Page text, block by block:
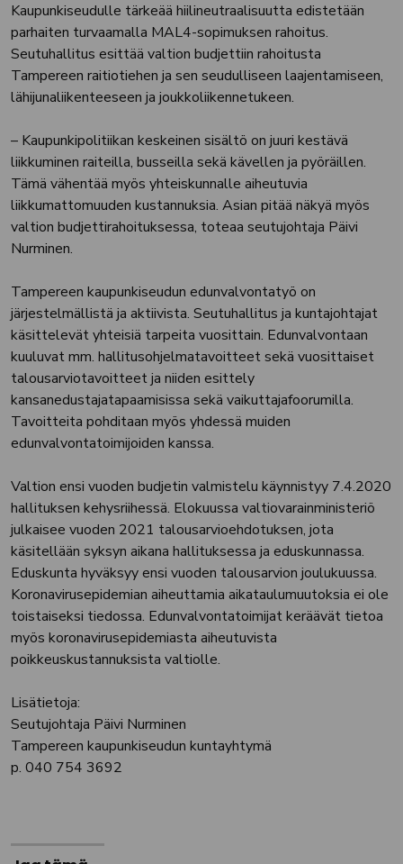
Kaupunkiseudulle tärkeää hiilineutraalisuutta edistetään
parhaiten turvaamalla MAL4-sopimuksen rahoitus.
Seutuhallitus esittää valtion budjettiin rahoitusta
Tampereen raitiotiehen ja sen seudulliseen laajentamiseen,
lähijunaliikenteeseen ja joukkoliikennetukeen.
– Kaupunkipolitiikan keskeinen sisältö on juuri kestävä
liikkuminen raiteilla, busseilla sekä kävellen ja pyöräillen.
Tämä vähentää myös yhteiskunnalle aiheutuvia
liikkumattomuuden kustannuksia. Asian pitää näkyä myös
valtion budjettirahoituksessa, toteaa seutujohtaja Päivi
Nurminen.
Tampereen kaupunkiseudun edunvalvontatyö on
järjestelmällistä ja aktiivista. Seutuhallitus ja kuntajohtajat
käsittelevät yhteisiä tarpeita vuosittain. Edunvalvontaan
kuuluvat mm. hallitusohjelmatavoitteet sekä vuosittaiset
talousarviotavoitteet ja niiden esittely
kansanedustajatapaamisissa sekä vaikuttajafoorumilla.
Tavoitteita pohditaan myös yhdessä muiden
edunvalvontatoimijoiden kanssa.
Valtion ensi vuoden budjetin valmistelu käynnistyy 7.4.2020
hallituksen kehysriihessä. Elokuussa valtiovarainministeriö
julkaisee vuoden 2021 talousarvioehdotuksen, jota
käsitellään syksyn aikana hallituksessa ja eduskunnassa.
Eduskunta hyväksyy ensi vuoden talousarvion joulukuussa.
Koronavirusepidemian aiheuttamia aikataulumuutoksia ei ole
toistaiseksi tiedossa. Edunvalvontatoimijat keräävät tietoa
myös koronavirusepidemiasta aiheutuvista
poikkeuskustannuksista valtiolle.
Lisätietoja:
Seutujohtaja Päivi Nurminen
Tampereen kaupunkiseudun kuntayhtymä
p. 040 754 3692